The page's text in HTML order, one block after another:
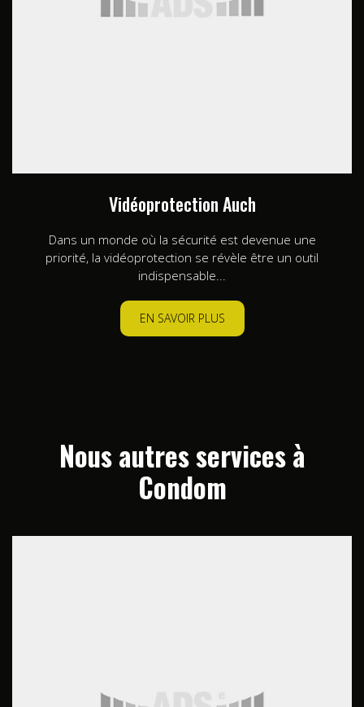
Vidéoprotection Auch
Dans un monde où la sécurité est devenue une
priorité, la vidéoprotection se révèle être un outil
indispensable...
EN SAVOIR PLUS
Nous autres services à
Condom